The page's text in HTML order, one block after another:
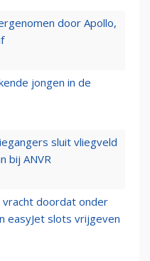
door Apollo,
jongen in de
sluit vliegveld
bij ANVR
doordat onder
easyJet slots vrijgeven